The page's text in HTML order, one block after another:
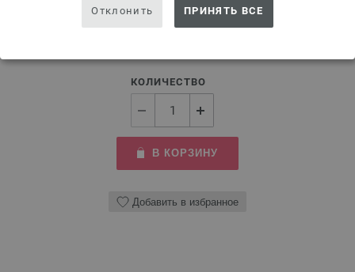
Отклонить ПРИНЯТЬ ВСЕ
Чулочные спицы LANA GROSSA Design-Holz Multicolor 3,5/20 см
КОЛИЧЕСТВО
В КОРЗИНУ
Добавить в избранное